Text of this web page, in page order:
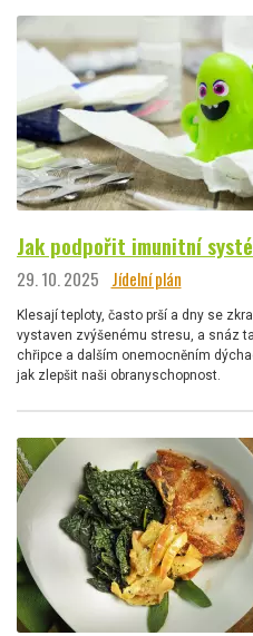
Jak podpořit imunitní
29. 10. 2025 Jídelní plán
Klesají teploty, často prší a dny se
vystaven zvýšenému stresu, a snáz
chřipce a dalším onemocněním
jak zlepšit naši obranyschopnost.